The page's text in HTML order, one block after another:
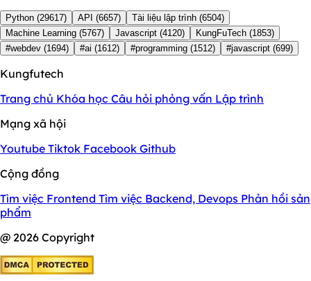
Python (29617) API (6657) Tài liệu lập trình (6504)
Machine Learning (5767) Javascript (4120) KungFuTech (1853)
#webdev (1694) #ai (1612) #programming (1512) #javascript (699)
Kungfutech
Trang chủ Khóa học Câu hỏi phỏng vấn Lập trình
Mạng xã hội
Youtube Tiktok Facebook Github
Cộng đồng
Tìm việc Frontend Tìm việc Backend, Devops Phản hồi sản
phẩm
@ 2026 Copyright